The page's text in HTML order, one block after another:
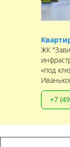
ЖК
«под
+7